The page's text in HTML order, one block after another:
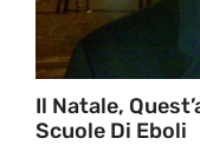
Il Natale,
Scuole Di Eboli